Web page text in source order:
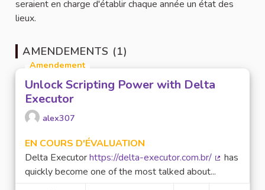
seraient en charge d'établir chaque année un état des
lieux.
AMENDEMENTS (1)
Amendement
Unlock Scripting Power with Delta
Executor
alex307
EN COURS D'ÉVALUATION
Delta Executorhttps://delta-executor.com.br/
has
quickly become one of the most talked about...